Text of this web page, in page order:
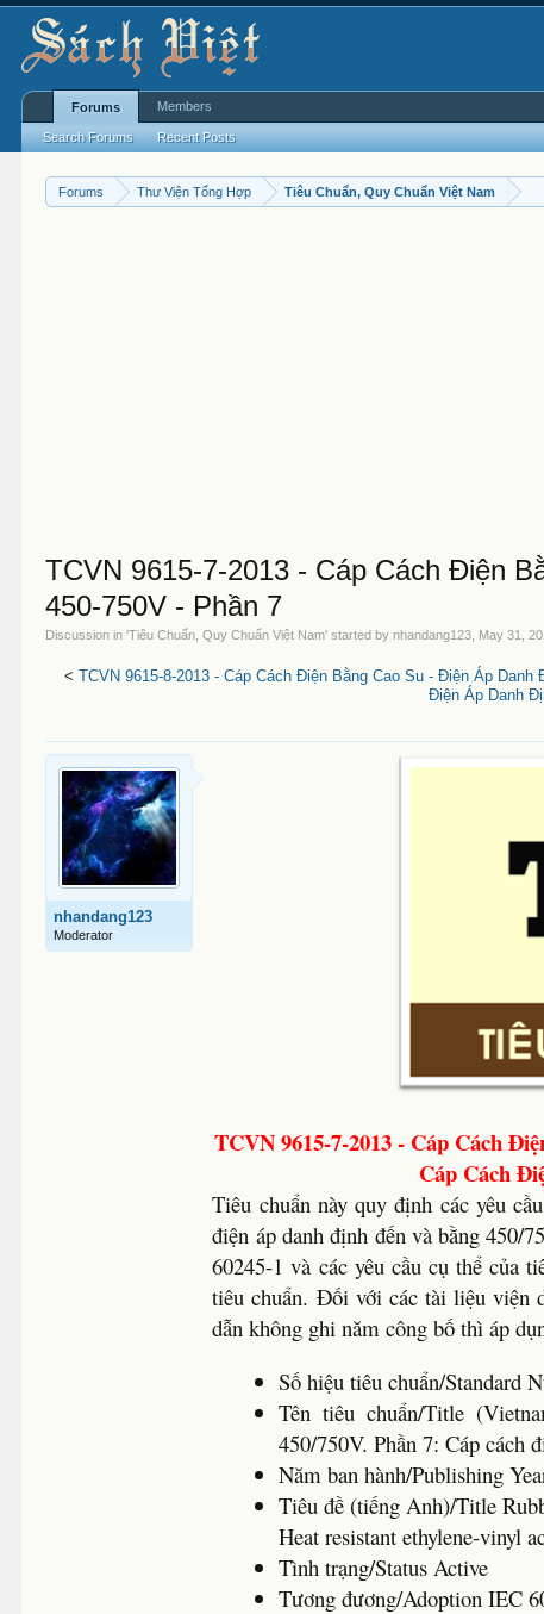
Forums Thư Viện Tổng Hợp Tiêu Chuẩn, Quy Chuẩn Việt Nam
TCVN 9615-7-2013 - Cáp Cách Điện
450-750V - Phần 7
Discussion in 'Tiêu Chuẩn, Quy Chuẩn Việt Nam' started bynhandang123 May 31,
< TCVN 9615-8-2013 - Cáp Cách Điện Bằng Cao Su - Điện Áp
Điện Áp Danh
nhandang123
Moderator
TCVN 9615-7-2013 - Cáp Cách
Cáp Cách
Tiêu chuẩn này quy định các yêu
điện áp danh định đến và bằng 450/
60245-1 và các yêu cầu cụ thể của
tiêu chuẩn. Đối với các tài liệu viện
dẫn không ghi năm công bố thì áp
Số hiệu tiêu chuẩn/Standard
Tên tiêu chuẩn/Title
450/750V. Phần 7: Cáp cách
Năm ban hành/Publishing
Tiêu đề (tiếng Anh)/Title
Heat resistant ethylene-vinyl
Tình trạng/Status Active
Tương đương/Adoption IEC
Forums
Search Forums Recent Posts
Members